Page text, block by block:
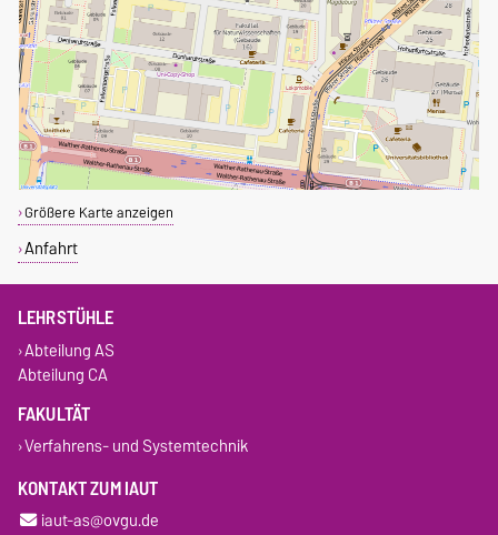
Größere Karte anzeigen
Anfahrt
LEHRSTÜHLE
Abteilung AS
Abteilung CA
FAKULTÄT
Verfahrens- und Systemtechnik
KONTAKT ZUM IAUT
iaut-as@ovgu.de